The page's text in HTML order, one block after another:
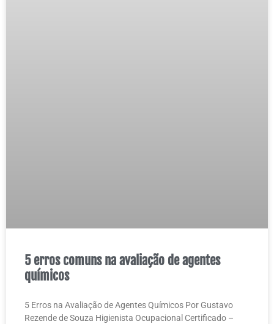
5 erros comuns na avaliação de agentes
químicos
5 Erros na Avaliação de Agentes Químicos Por Gustavo
Rezende de Souza Higienista Ocupacional Certificado –